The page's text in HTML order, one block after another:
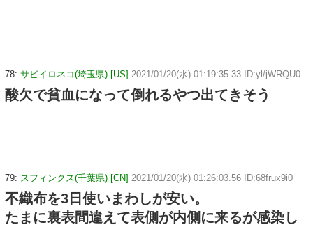
78: サビイロネコ(埼玉県) [US] 2021/01/20(水) 01:19:35.33 ID:yl/jWRQU0
酸欠で貧血になって倒れるやつ出てきそう
79: スフィンクス(千葉県) [CN] 2021/01/20(水) 01:26:03.56 ID:68frux9i0
不織布を3日使いまわしが安い。
たまに裏表間違えて表側が内側に来るが感染し